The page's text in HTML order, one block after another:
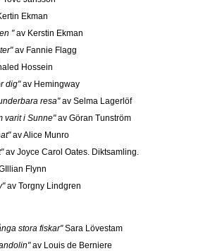
Ekman
"av Kerstin Ekman
av Fannie Flagg
Hossein
dig"av Hemingway
resa"av Selma Lagerlöf
varit i Sunne"av Göran Tunström
av Alice Munro
av Joyce Carol Oates. Diktsamling.
Flynn
av Torgny Lindgren
stora fiskar"Sara Lövestam
av Louis de Berniere